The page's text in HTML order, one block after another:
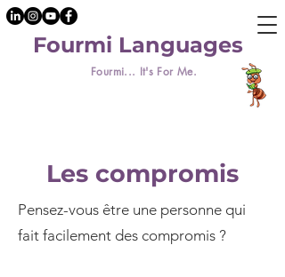
Fourmi... It's For Me.
Fourmi Languages
Les compromis
Pensez-vous être une personne qui
fait facilement des compromis ?